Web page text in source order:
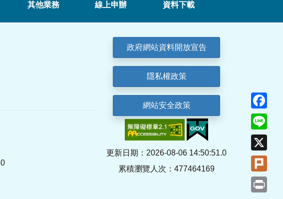
其他業務 線上申辦 資料下載
政府網站資料開放宣告
隱私權政策
網站安全政策
更新日期：2026-08-06 14:50:51.0
累積瀏覽人次：477464169